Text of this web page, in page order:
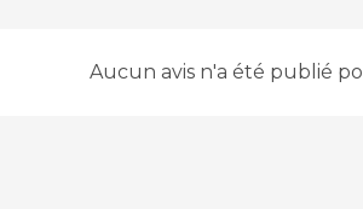
Aucun avis n'a été publié